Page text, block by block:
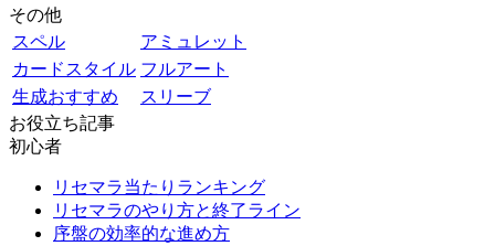
その他
スペル
アミュレット
カードスタイル フルアート
生成おすすめ
スリーブ
お役立ち記事
初心者
リセマラ当たりランキング
リセマラのやり方と終了ライン
序盤の効率的な進め方